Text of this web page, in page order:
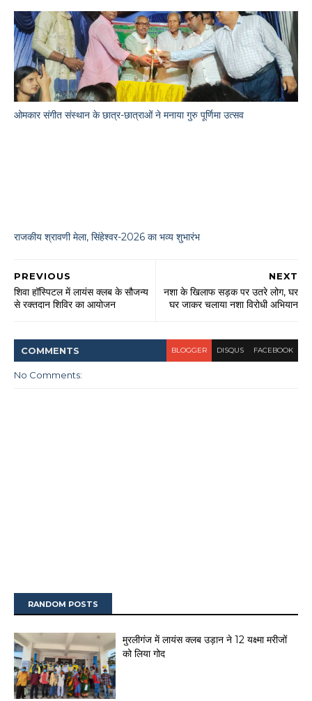
ओमकार संगीत संस्थान के छात्र-छात्राओं ने मनाया गुरु पूर्णिमा उत्सव
राजकीय श्रावणी मेला, सिंहेश्वर-2026 का भव्य शुभारंभ
NEXT
नशा के खिलाफ सड़क पर उतरे लोग, घर
घर जाकर चलाया नशा विरोधी अभियान
PREVIOUS
शिवा हॉस्पिटल में लायंस क्लब के सौजन्य
से रक्तदान शिविर का आयोजन
COMMENTS BLOGGER DISQUS FACEBOOK
No Comments:
RANDOM POSTS
मुरलीगंज में लायंस क्लब उड़ान ने 12 यक्ष्मा मरीजों
को लिया गोद